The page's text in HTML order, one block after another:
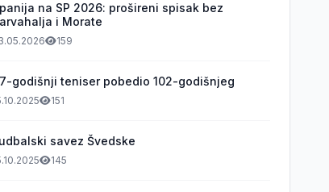
na SP 2026: prošireni spisak bez
i Morate
159
godišnji teniser pobedio 102-godišnjeg
151
savez Švedske
145